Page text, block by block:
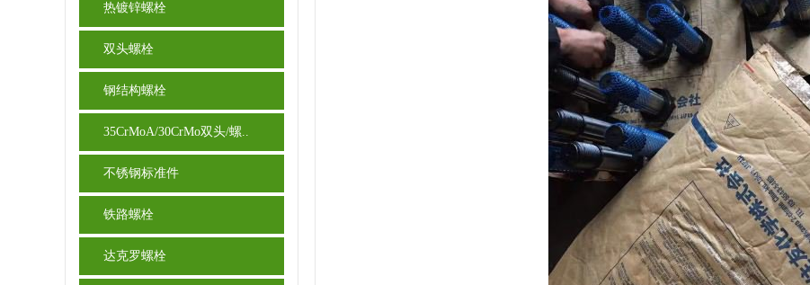
热镀锌螺栓
双头螺栓
钢结构螺栓
35CrMoA/30CrMo双头/螺..
不锈钢标准件
铁路螺栓
达克罗螺栓